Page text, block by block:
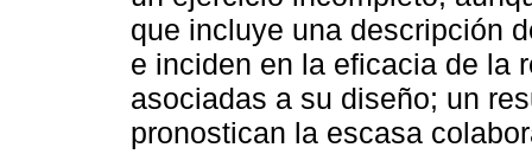
que incluye una descripción
e inciden en la eficacia de la
asociadas a su diseño; un
pronostican la escasa